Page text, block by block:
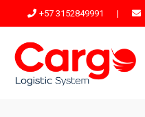
+57 3152849991 |